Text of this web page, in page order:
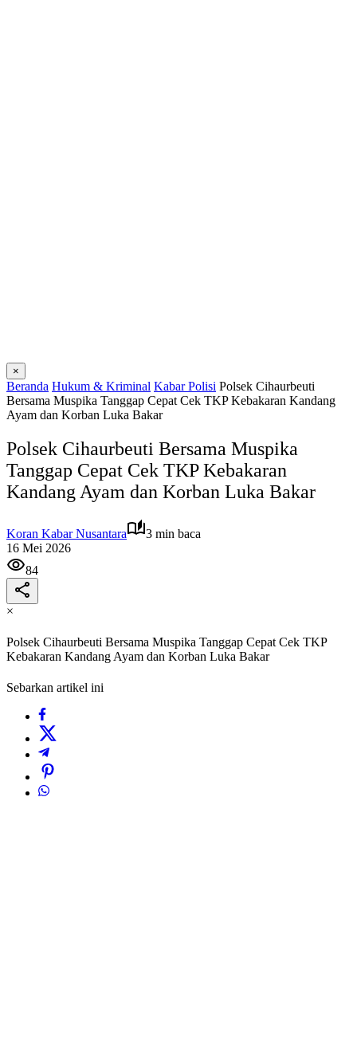
×
Beranda Hukum & Kriminal Kabar Polisi Polsek Cihaurbeuti
Bersama Muspika Tanggap Cepat Cek TKP Kebakaran Kandang
Ayam dan Korban Luka Bakar
Polsek Cihaurbeuti Bersama Muspika
Tanggap Cepat Cek TKP Kebakaran
Kandang Ayam dan Korban Luka Bakar
Koran Kabar Nusantara
3 min baca
16 Mei 2026
84
×
Polsek Cihaurbeuti Bersama Muspika Tanggap Cepat Cek TKP
Kebakaran Kandang Ayam dan Korban Luka Bakar
Sebarkan artikel ini